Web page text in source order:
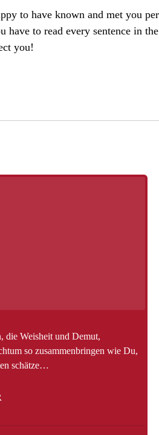
to have known and met you
to read every sentence in
you!
die Weisheit und Demut,
so zusammenbringen wie Du,
schätze…